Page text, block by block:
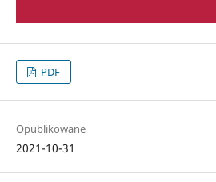
PDF
Opublikowane
2021-10-31